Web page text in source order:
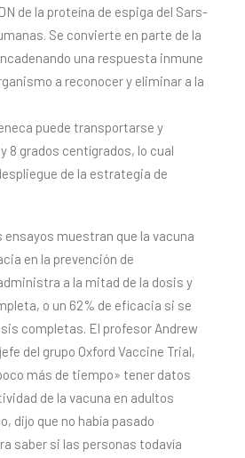
de la proteína de espiga del Sars-
Se convierte en parte de la
una respuesta inmune
a reconocer y eliminar a la
puede transportarse y
8 grados centígrados, lo cual
de la estrategia de
ensayos muestran que la vacuna
en la prevención de
a la mitad de la dosis y
o un 62% de eficacia si se
completas. El profesor Andrew
del grupo Oxford Vaccine Trial,
más de tiempo» tener datos
de la vacuna en adultos
dijo que no había pasado
saber si las personas todavía